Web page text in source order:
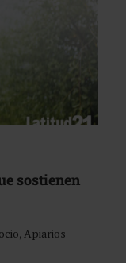
sostienen
Apiarios